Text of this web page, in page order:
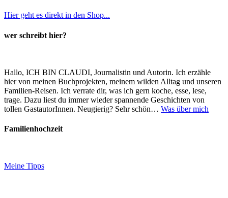
Hier geht es direkt in den Shop...
wer schreibt hier?
Hallo, ICH BIN CLAUDI, Journalistin und Autorin. Ich erzähle
hier von meinen Buchprojekten, meinem wilden Alltag und unseren
Familien-Reisen. Ich verrate dir, was ich gern koche, esse, lese,
trage. Dazu liest du immer wieder spannende Geschichten von
tollen GastautorInnen. Neugierig? Sehr schön… Was über mich
Familienhochzeit
Meine Tipps